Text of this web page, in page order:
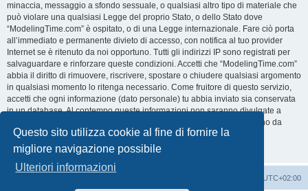
Questo sito utilizza cookie al fine di fornire la
migliore navigazione possibile
Ulteriori informazioni
minaccia, messaggio a sfondo sessuale, o qualsiasi altro tipo di materiale che
può violare una qualsiasi Legge del proprio Stato, o dello Stato dove
“ModelingTime.com” è ospitato, o di una Legge internazionale. Fare ciò porta
all’immediato e permanente divieto di accesso, con notifica al tuo provider
Internet se è ritenuto da noi opportuno. Tutti gli indirizzi IP sono registrati per
salvaguardare e rinforzare queste condizioni. Accetti che “ModelingTime.com”
abbia il diritto di rimuovere, riscrivere, spostare o chiudere qualsiasi argomento
in qualsiasi momento lo ritenga necessario. Come fruitore di questo servizio,
accetti che ogni informazione (dato personale) tu abbia inviato sia conservata
in un database. Al contempo queste informazioni non saranno divulgate a
nessuno senza il tuo consenso, né “ModelingTime.com” o phpBB sono da
ritenersi responsabili per qualsiasi violazione al sistema che possa
compromettere queste informazioni.
UTC+02:00